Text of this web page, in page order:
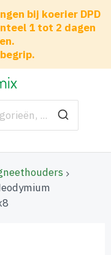
bij koerier DPD
1 tot 2 dagen